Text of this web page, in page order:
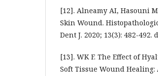
[12]. Alneamy AI, Hasouni
Skin Wound.
Dent J. 2020; 13(3): 482-492.
[13]. WK F. The Effect of
Soft Tissue Wound